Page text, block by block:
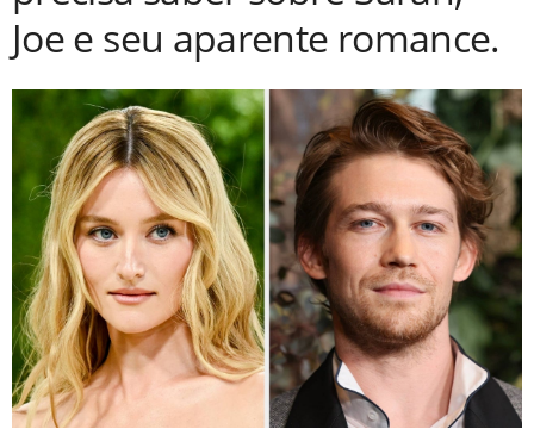
Joe e seu aparente romance.